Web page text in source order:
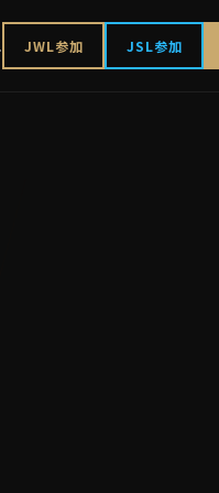
JWL参加 JSL参加